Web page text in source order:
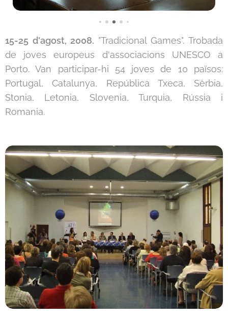
15-25 d'agost, 2008. "Tradicional Games". Trobada
de joves europeus d'associacions UNESCO a
Porto. Van participar-hi 54 joves de 10 països:
Portugal, Catalunya, República Txeca, Sèrbia,
Stonia, Letonia, Slovenia, Turquia, Rússia i
Romania.